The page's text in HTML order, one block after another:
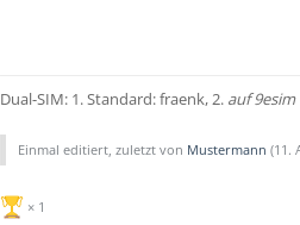
Dual-SIM: 1. Standard: fraenk, 2. auf 9esim
Einmal editiert, zuletzt von Mustermann (11.
1